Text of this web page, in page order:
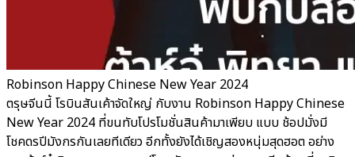
Robinson Happy Chinese New Year 2024
ตรุษจีนนี้ โรบินสันเค้าจัดใหญ่ กับงาน Robinson Happy Chinese
New Year 2024 ที่ขนทับโปรโมชั่นสินค้ามาเพียบ แบบ ช้อปมั่งมี
โชคดรปีมังกรกันเลยทีเดียว อีกทั้งยังได้เชิญสองหนุ่มสุดฮอต อย่าง